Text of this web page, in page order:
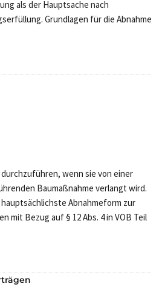
als der Hauptsache nach
Grundlagen für die Abnahme
wenn sie von einer
Baumaßnahme verlangt wird.
Abnahmeform zur
mit Bezug auf § 12 Abs. 4 in VOB Teil